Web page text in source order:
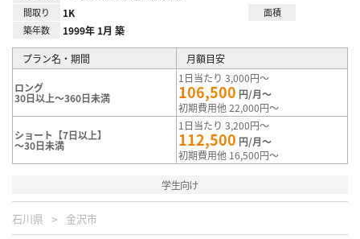
間取り 1K
面積
築年数
1999年 1月 築
プラン名・期間 月額目安
ロング
30日以上～360日未満
1日当たり 3,000円～
106,500 円/月～
初期費用他 22,000円～
ショート【7日以上】
～30日未満
1日当たり 3,200円～
112,500 円/月～
初期費用他 16,500円～
学生向け
石川県 金沢市